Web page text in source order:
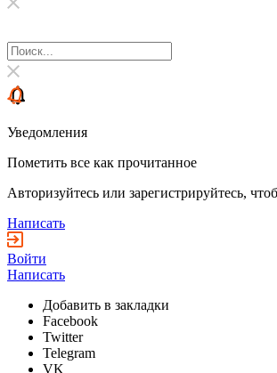
Уведомления
Пометить все как прочитанное
Авторизуйтесь или зарегистрируйтесь,
Написать
Войти
Написать
Добавить в закладки
Facebook
Twitter
Telegram
VK